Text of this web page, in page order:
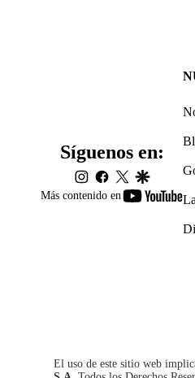
Más contenido en
Síguenos en:
instagram
facebook
twittergoogle
El uso de este sitio web